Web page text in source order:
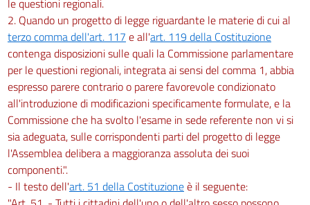
le questioni regionali.
2. Quando un progetto di legge riguardante le materie di cui al
terzo comma dell'art. 117 e all'art. 119 della Costituzione
contenga disposizioni sulle quali la Commissione parlamentare
per le questioni regionali, integrata ai sensi del comma 1, abbia
espresso parere contrario o parere favorevole condizionato
all'introduzione di modificazioni specificamente formulate, e la
Commissione che ha svolto l'esame in sede referente non vi si
sia adeguata, sulle corrispondenti parti del progetto di legge
l'Assemblea delibera a maggioranza assoluta dei suoi
componenti.".
- Il testo dell'art. 51 della Costituzioneè il seguente: